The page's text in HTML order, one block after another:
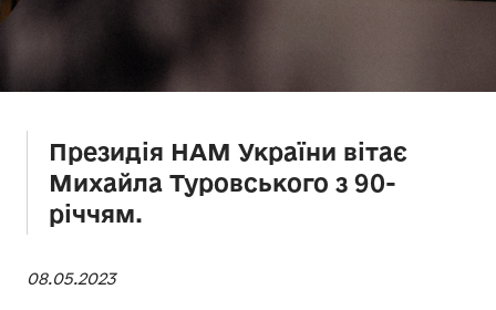
Президія НАМ України вітає
Михайла Туровського з 90-
річчям.
08.05.2023